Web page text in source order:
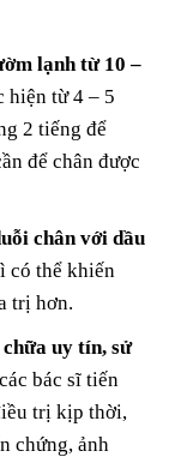
lạnh từ 10 –
hiện từ 4 – 5
2 tiếng để
để chân được
chân với dầu
có thể khiến
trị hơn.
chữa uy tín, sử
bác sĩ tiến
trị kịp thời,
chứng, ảnh